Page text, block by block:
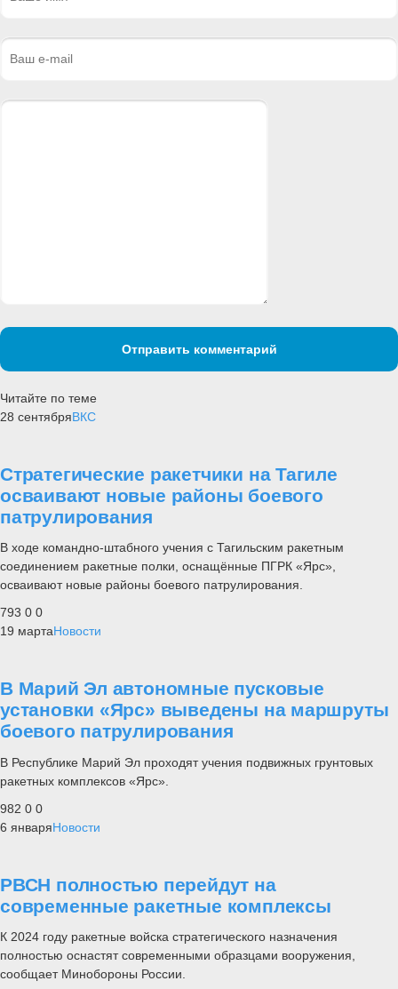
Отправить комментарий
Читайте по теме
28 сентябряВКС
Стратегические ракетчики на Тагиле
осваивают новые районы боевого
патрулирования
В ходе командно-штабного учения с Тагильским ракетным
соединением ракетные полки, оснащённые ПГРК «Ярс»,
осваивают новые районы боевого патрулирования.
793 0 0
19 мартаНовости
В Марий Эл автономные пусковые
установки «Ярс» выведены на маршруты
боевого патрулирования
В Республике Марий Эл проходят учения подвижных грунтовых
ракетных комплексов «Ярс».
982 0 0
6 январяНовости
РВСН полностью перейдут на
современные ракетные комплексы
К 2024 году ракетные войска стратегического назначения
полностью оснастят современными образцами вооружения,
сообщает Минобороны России.